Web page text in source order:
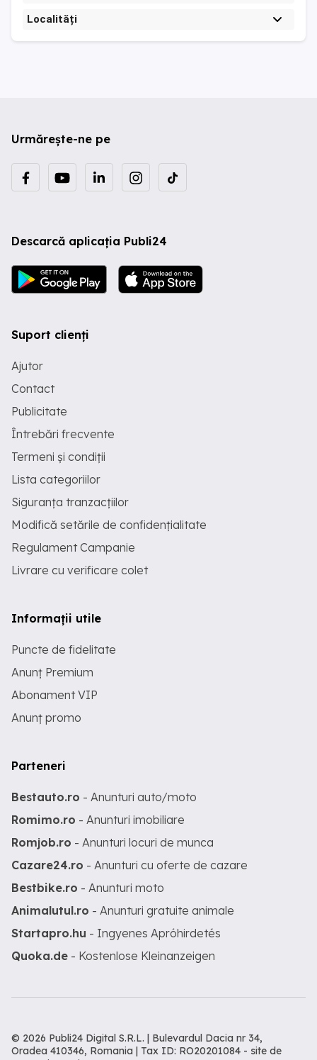
Localități
Urmărește-ne pe
Descarcă aplicația Publi24
Suport clienți
Ajutor
Contact
Publicitate
Întrebări frecvente
Termeni și condiții
Lista categoriilor
Siguranța tranzacțiilor
Modifică setările de confidențialitate
Regulament Campanie
Livrare cu verificare colet
Informații utile
Puncte de fidelitate
Anunț Premium
Abonament VIP
Anunț promo
Parteneri
Bestauto.ro - Anunturi auto/moto
Romimo.ro - Anunturi imobiliare
Romjob.ro - Anunturi locuri de munca
Cazare24.ro - Anunturi cu oferte de cazare
Bestbike.ro - Anunturi moto
Animalutul.ro - Anunturi gratuite animale
Startapro.hu - Ingyenes Apróhirdetés
Quoka.de - Kostenlose Kleinanzeigen
© 2026 Publi24 Digital S.R.L. | Bulevardul Dacia nr 34,
Oradea 410346, Romania | Tax ID: RO20201084 - site de